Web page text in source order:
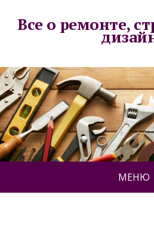
Все о ремонте,
МЕНЮ